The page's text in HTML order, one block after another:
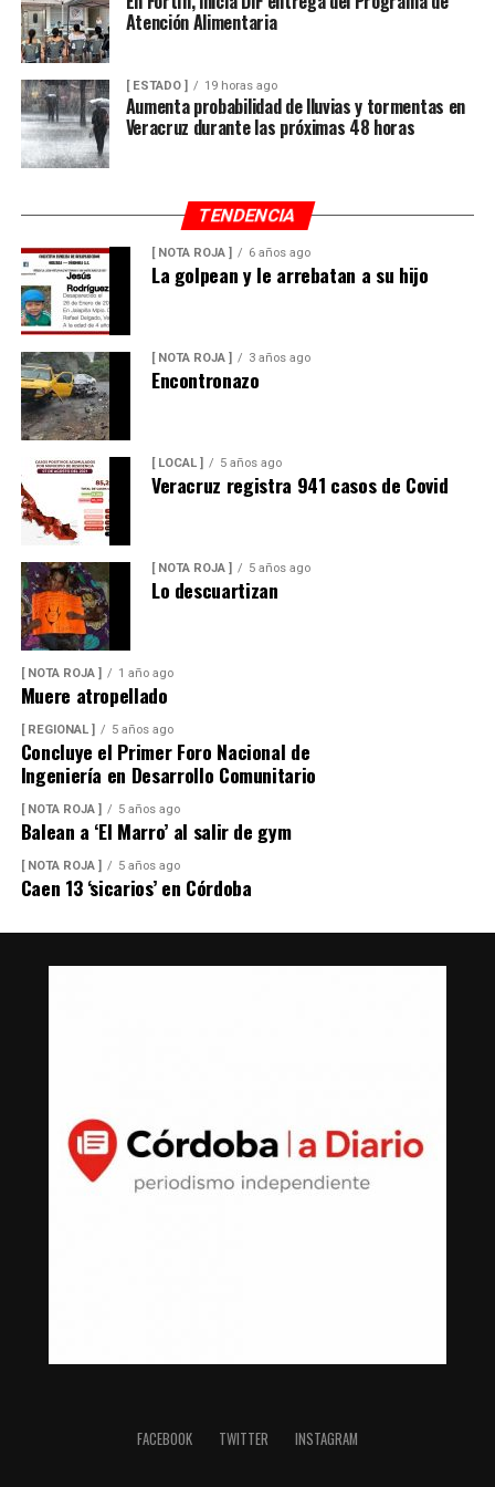
Atención Alimentaria
[ ESTADO ] 19 horas ago
Aumenta probabilidad de lluvias y tormentas en
Veracruz durante las próximas 48 horas
TENDENCIA
[ NOTA ROJA ] 6 años ago
La golpean y le arrebatan a su hijo
[ NOTA ROJA ] 3 años ago
Encontronazo
[ LOCAL ] 5 años ago
Veracruz registra 941 casos de Covid
[ NOTA ROJA ] 5 años ago
Lo descuartizan
[ NOTA ROJA ] 1 año ago
Muere atropellado
[ REGIONAL ] 5 años ago
Concluye el Primer Foro Nacional de
Ingeniería en Desarrollo Comunitario
[ NOTA ROJA ] 5 años ago
Balean a ‘El Marro’ al salir de gym
[ NOTA ROJA ] 5 años ago
Caen 13 ‘sicarios’ en Córdoba
FACEBOOK TWITTER INSTAGRAM